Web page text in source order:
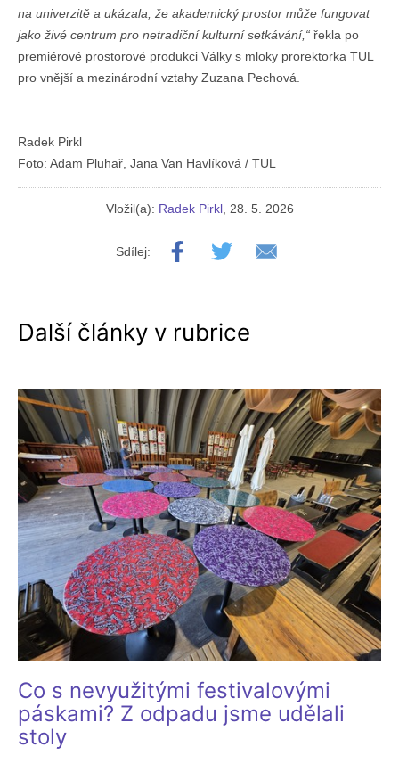
na univerzitě a ukázala, že akademický prostor může fungovat
jako živé centrum pro netradiční kulturní setkávání,“ řekla po
premiérové prostorové produkci Války s mloky prorektorka TUL
pro vnější a mezinárodní vztahy Zuzana Pechová.
Radek Pirkl
Foto: Adam Pluhař, Jana Van Havlíková / TUL
Vložil(a): Radek Pirkl, 28. 5. 2026
Sdílej:
Další články v rubrice
Co s nevyužitými festivalovými
páskami? Z odpadu jsme udělali
stoly